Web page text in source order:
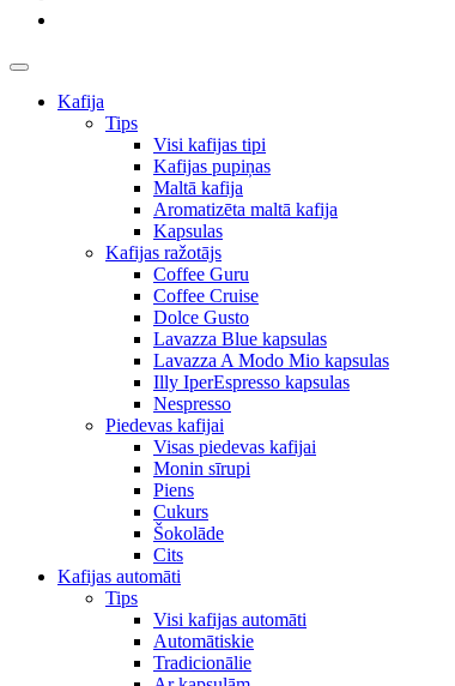
Kafija
Tips
Visi kafijas tipi
Kafijas pupiņas
Maltā kafija
Aromatizēta maltā kafija
Kapsulas
Kafijas ražotājs
Coffee Guru
Coffee Cruise
Dolce Gusto
Lavazza Blue kapsulas
Lavazza A Modo Mio kapsulas
Illy IperEspresso kapsulas
Nespresso
Piedevas kafijai
Visas piedevas kafijai
Monin sīrupi
Piens
Cukurs
Šokolāde
Cits
Kafijas automāti
Tips
Visi kafijas automāti
Automātiskie
Tradicionālie